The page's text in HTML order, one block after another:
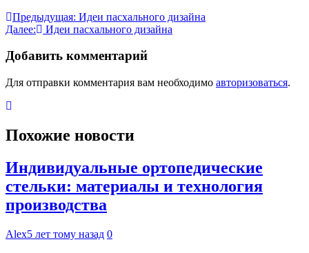
Навигация
по
записям
Предыдущая: Идеи пасхального дизайна
Далее:
Идеи пасхального дизайна
Добавить комментарий
Для отправки комментария вам необходимо авторизоваться.
Похожие новости
Индивидуальные ортопедические
стельки: материалы и технология
производства
Alex5 лет тому назад 0